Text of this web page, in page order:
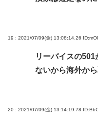
19 : 2021/07/09(金) 13:08:14.26
リーバイスの
ないから海外か
20 : 2021/07/09(金) 13:14:19.78